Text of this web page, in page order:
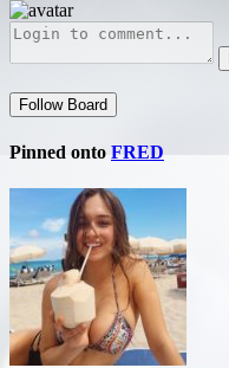
Follow Board
Pinned onto FRED